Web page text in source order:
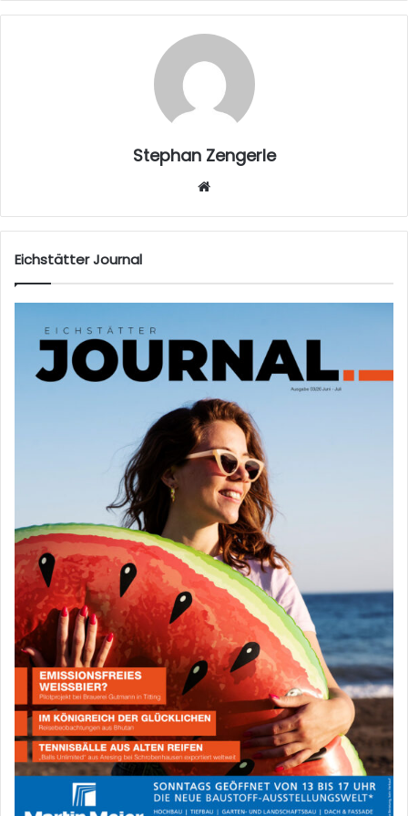
Stephan Zengerle
sei
Eichstätter Journal